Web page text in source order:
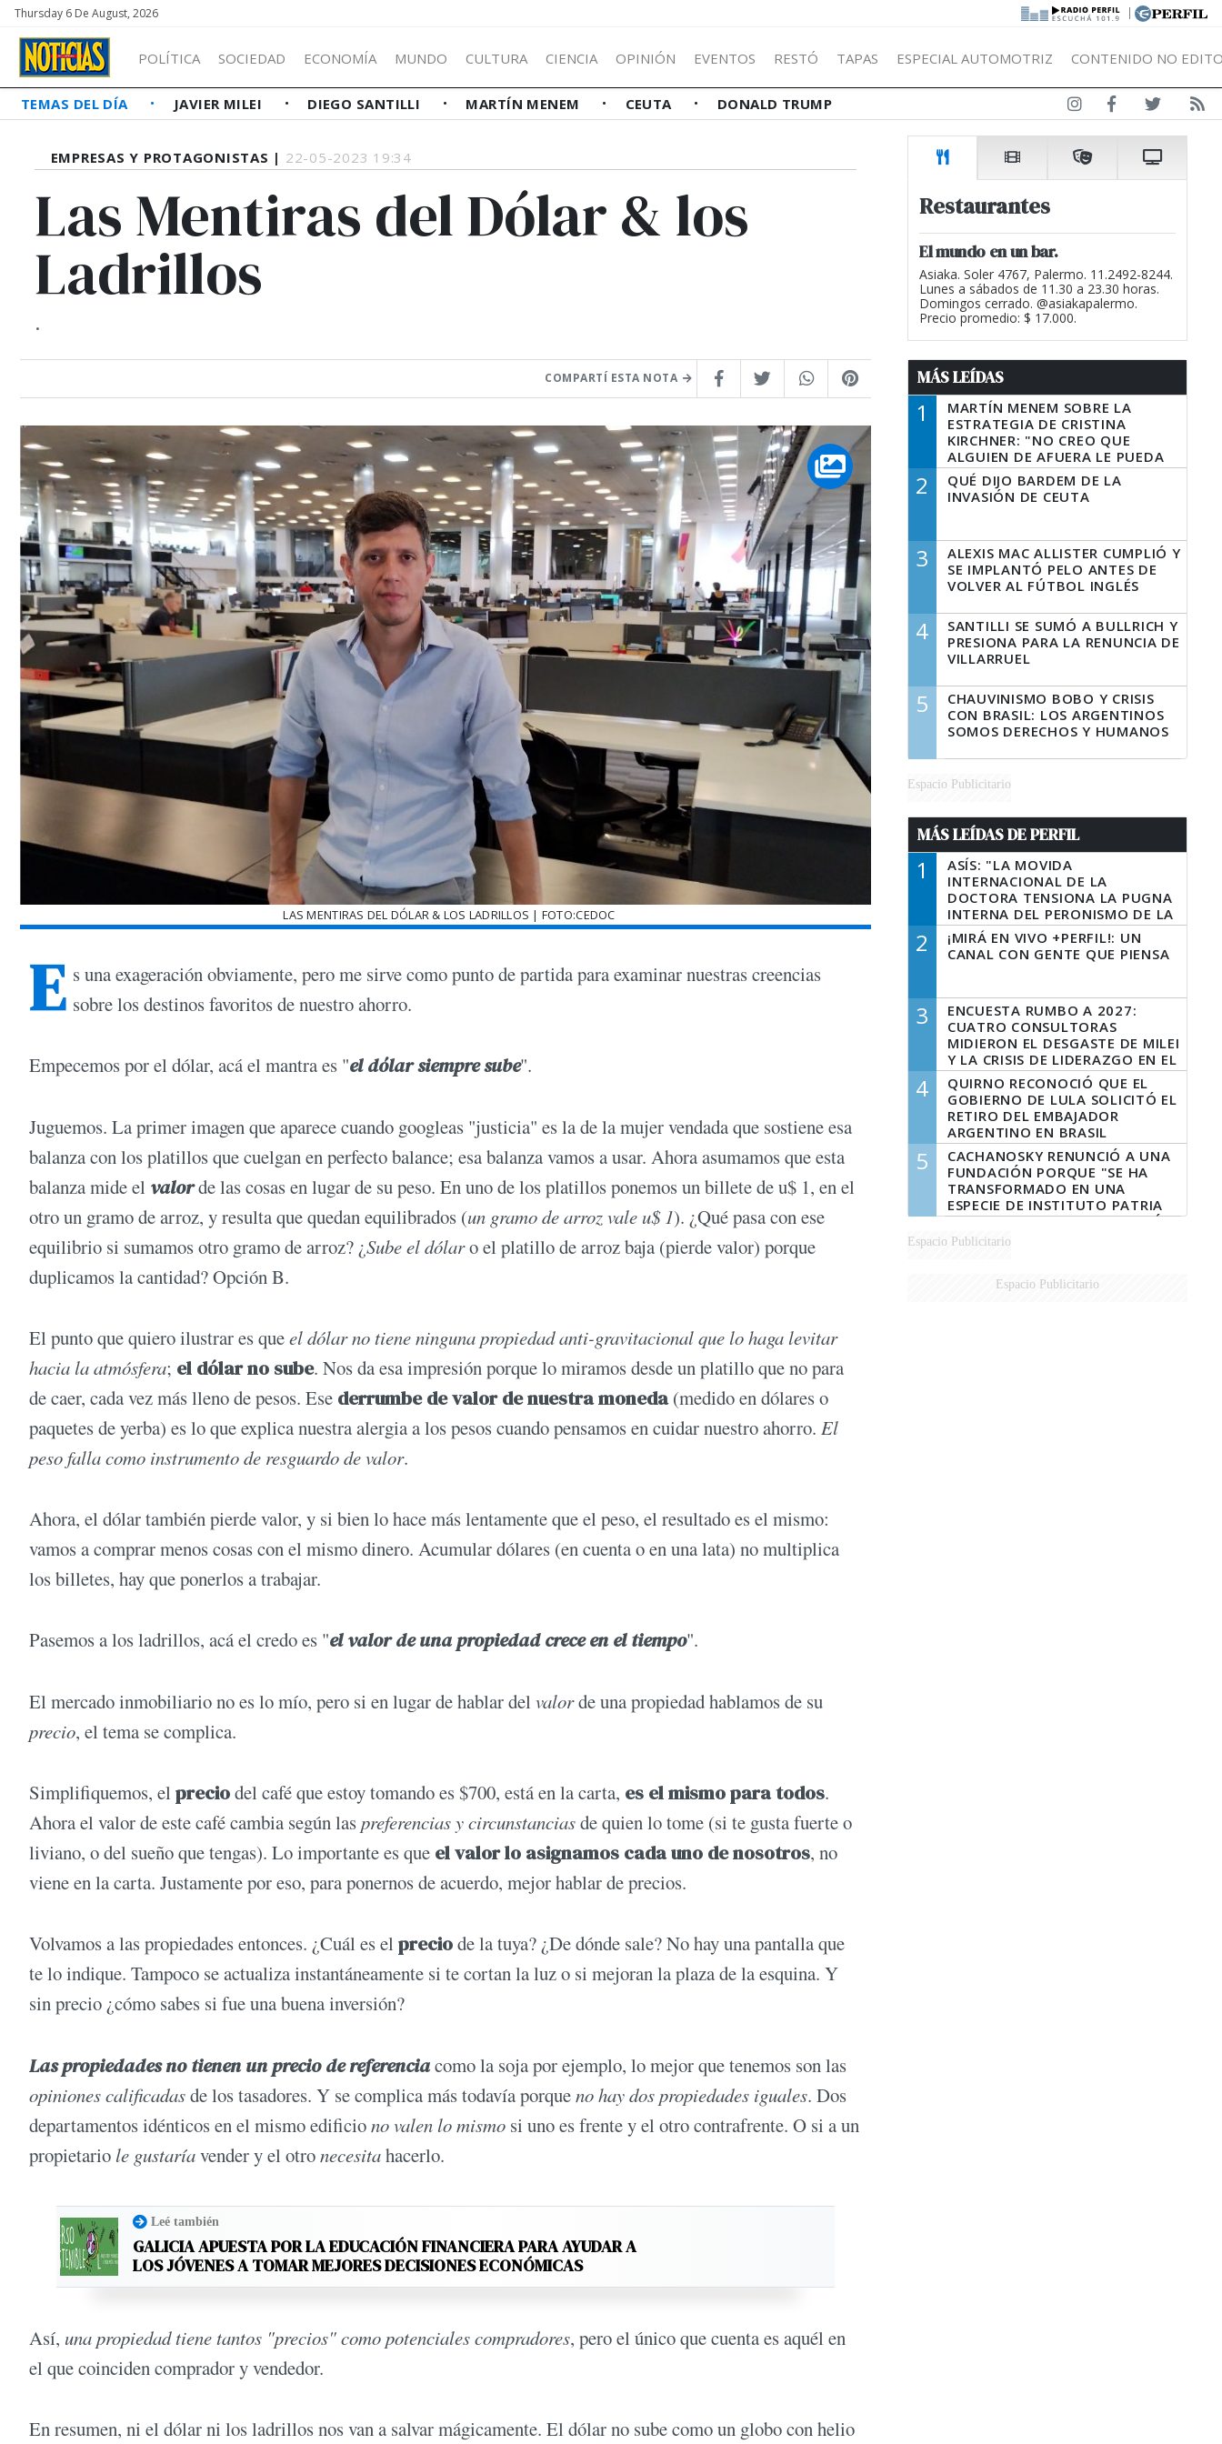
Thursday 6 De August, 2026 |
POLÍTICA SOCIEDAD ECONOMÍA MUNDO CULTURA CIENCIA OPINIÓN EVENTOS RESTÓ TAPAS ESPECIAL AUTOMOTRIZ CONTENIDO NO
TEMAS DEL DÍA JAVIER MILEI DIEGO SANTILLI MARTÍN MENEM CEUTA DONALD TRUMP
EMPRESAS Y PROTAGONISTAS | 22-05-2023 19:34
Las Mentiras del Dólar & los
Ladrillos
.
COMPARTÍ ESTA NOTA
LAS MENTIRAS DEL DÓLAR & LOS LADRILLOS | FOTO:CEDOC
E s una exageración obviamente, pero me sirve como punto de partida para examinar nuestras creencias
sobre los destinos favoritos de nuestro ahorro.
Empecemos por el dólar, acá el mantra es "el dólar siempre sube".
Juguemos. La primer imagen que aparece cuando googleas "justicia" es la de la mujer vendada que sostiene esa
balanza con los platillos que cuelgan en perfecto balance; esa balanza vamos a usar. Ahora asumamos que esta
balanza mide el valorde las cosas en lugar de su peso. En uno de los platillos ponemos un billete de u$ 1, en el
otro un gramo de arroz, y resulta que quedan equilibrados (un gramo de arroz vale u$ 1). ¿Qué pasa con ese
equilibrio si sumamos otro gramo de arroz? ¿Sube el dólaro el platillo de arroz baja (pierde valor) porque
duplicamos la cantidad? Opción B.
El punto que quiero ilustrar es queel dólar no tiene ninguna propiedad anti-gravitacional que lo haga levitar
hacia la atmósfera; el dólar no sube. Nos da esa impresión porque lo miramos desde un platillo que no para
de caer, cada vez más lleno de pesos. Ese derrumbe de valor de nuestra moneda(medido en dólares o
paquetes de yerba) es lo que explica nuestra alergia a los pesos cuando pensamos en cuidar nuestro ahorro. El
peso falla como instrumento de resguardo de valor.
Ahora, el dólar también pierde valor, y si bien lo hace más lentamente que el peso, el resultado es el mismo:
vamos a comprar menos cosas con el mismo dinero. Acumular dólares (en cuenta o en una lata) no multiplica
los billetes, hay que ponerlos a trabajar.
Pasemos a los ladrillos, acá el credo es "el valor de una propiedad crece en el tiempo".
El mercado inmobiliario no es lo mío, pero si en lugar de hablar del valorde una propiedad hablamos de su
precio, el tema se complica.
Simplifiquemos, el preciodel café que estoy tomando es $700, está en la carta, es el mismo para todos.
Ahora el valor de este café cambia según laspreferencias y circunstanciasde quien lo tome (si te gusta fuerte o
liviano, o del sueño que tengas). Lo importante es que el valor lo asignamos cada uno de nosotros, no
viene en la carta. Justamente por eso, para ponernos de acuerdo, mejor hablar de precios.
Volvamos a las propiedades entonces. ¿Cuál es el preciode la tuya? ¿De dónde sale? No hay una pantalla que
te lo indique. Tampoco se actualiza instantáneamente si te cortan la luz o si mejoran la plaza de la esquina. Y
sin precio ¿cómo sabes si fue una buena inversión?
Las propiedades no tienen un precio de referenciacomo la soja por ejemplo, lo mejor que tenemos son las
opiniones calificadasde los tasadores. Y se complica más todavía porqueno hay dos propiedades iguales. Dos
departamentos idénticos en el mismo edificiono valen lo mismo si uno es frente y el otro contrafrente. O si a un
propietario le gustaríavender y el otronecesitahacerlo.
Leé también
GALICIA APUESTA POR LA EDUCACIÓN FINANCIERA PARA AYUDAR A
LOS JÓVENES A TOMAR MEJORES DECISIONES ECONÓMICAS
Así, una propiedad tiene tantos "precios" como potenciales compradores, pero el único que cuenta es aquél en
el que coinciden comprador y vendedor.
En resumen, ni el dólar ni los ladrillos nos van a salvar mágicamente. El dólar no sube como un globo con helio
Restaurantes
El mundo en un bar.
Asiaka. Soler 4767, Palermo. 11.2492-8244.
Lunes a sábados de 11.30 a 23.30 horas.
Domingos cerrado. @asiakapalermo.
Precio promedio: $ 17.000.
MÁS LEÍDAS
1
MARTÍN MENEM SOBRE LA
ESTRATEGIA DE CRISTINA
KIRCHNER: "NO CREO QUE
ALGUIEN DE AFUERA LE PUEDA
DECIR A LA JUSTICIA LO QUE
TIENE QUE HACER"
2
QUÉ DIJO BARDEM DE LA
INVASIÓN DE CEUTA
3
ALEXIS MAC ALLISTER CUMPLIÓ Y
SE IMPLANTÓ PELO ANTES DE
VOLVER AL FÚTBOL INGLÉS
4
SANTILLI SE SUMÓ A BULLRICH Y
PRESIONA PARA LA RENUNCIA DE
VILLARRUEL
5
CHAUVINISMO BOBO Y CRISIS
CON BRASIL: LOS ARGENTINOS
SOMOS DERECHOS Y HUMANOS
Espacio Publicitario
MÁS LEÍDAS DE PERFIL
1
ASÍS: "LA MOVIDA
INTERNACIONAL DE LA
DOCTORA TENSIONA LA PUGNA
INTERNA DEL PERONISMO DE LA
PROVINCIA DEL PECADO"
2
¡MIRÁ EN VIVO +PERFIL!: UN
CANAL CON GENTE QUE PIENSA
3
ENCUESTA RUMBO A 2027:
CUATRO CONSULTORAS
MIDIERON EL DESGASTE DE MILEI
Y LA CRISIS DE LIDERAZGO EN EL
PERONISMO
4
QUIRNO RECONOCIÓ QUE EL
GOBIERNO DE LULA SOLICITÓ EL
RETIRO DEL EMBAJADOR
ARGENTINO EN BRASIL
5
CACHANOSKY RENUNCIÓ A UNA
FUNDACIÓN PORQUE "SE HA
TRANSFORMADO EN UNA
ESPECIE DE INSTITUTO PATRIA
INCONDICIONAL DE LA GESTIÓN
DE MILEI"
Espacio Publicitario
Espacio Publicitario